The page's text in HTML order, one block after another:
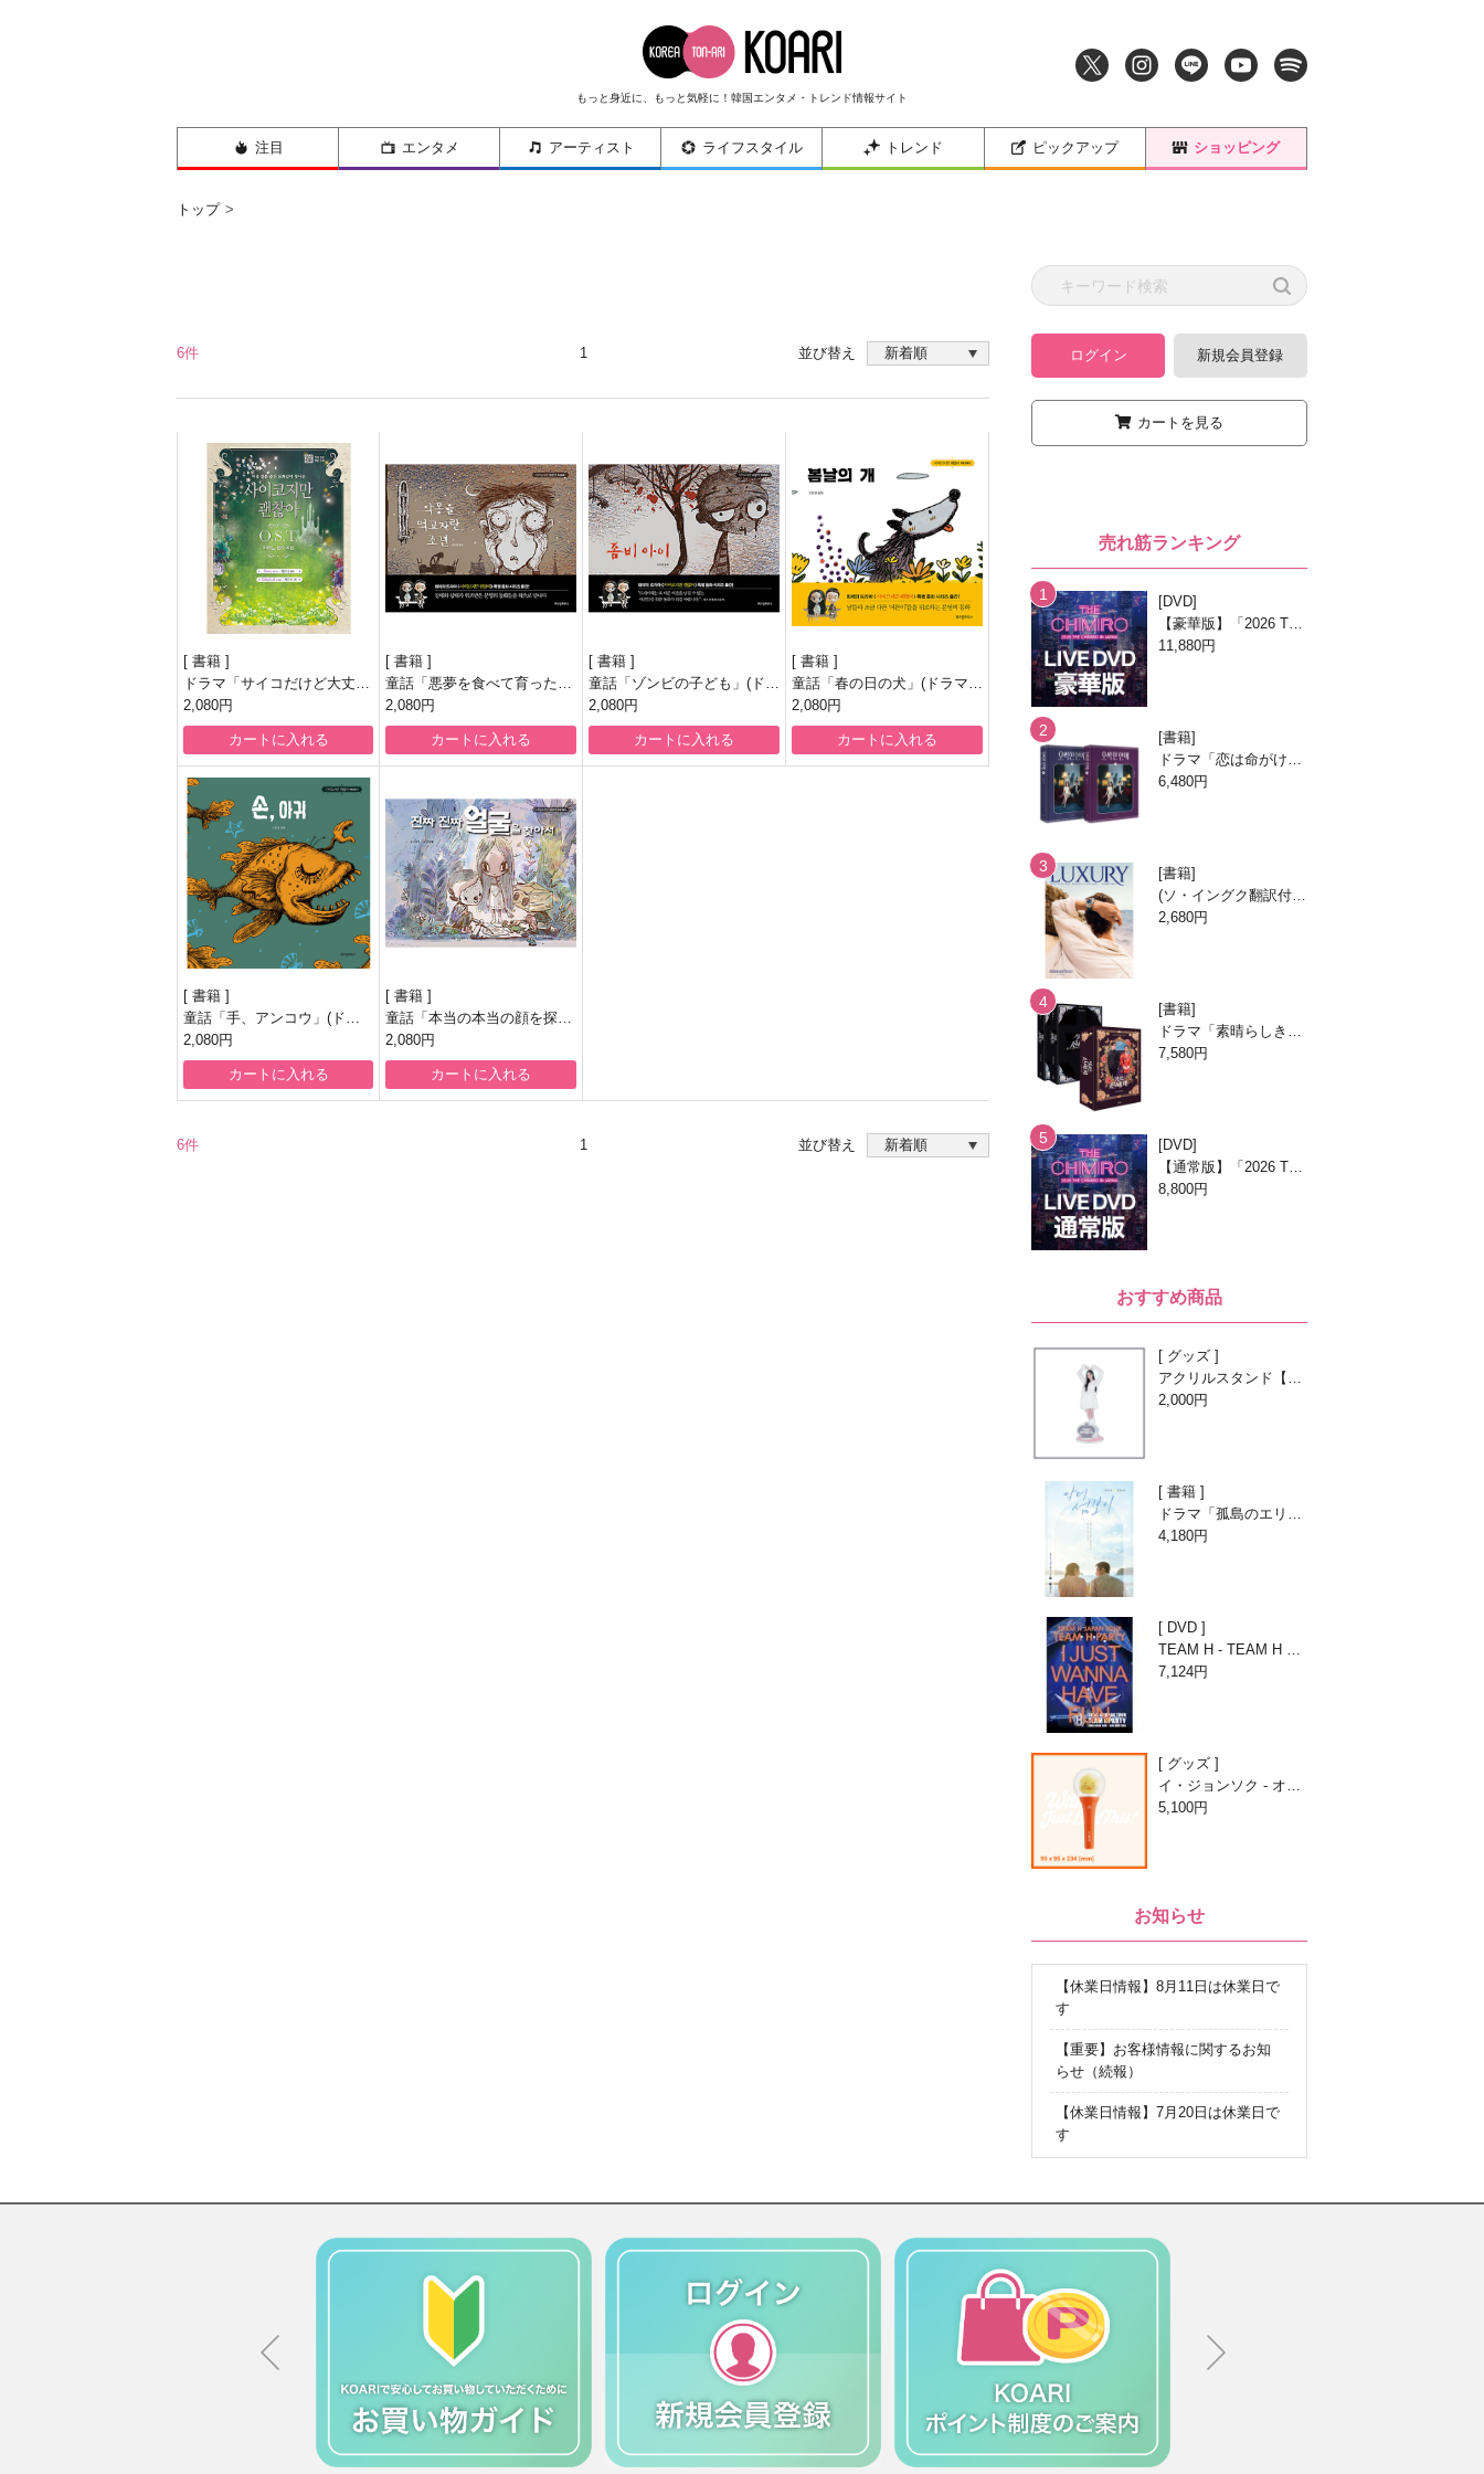
もっと身近に、もっと気軽に！韓国エンタメ・トレンド情報サイト
注目 エンタメ アーティスト ライフスタイル トレンド ピックアップ ショッピング
トップ
6件 1 並び替え
書籍
ドラマ「サイコだけど大丈
夫」OSTピアノ演奏曲集
2,080円
カートに入れる
書籍
童話「悪夢を食べて育った少
年」(ドラマ「サイコだけど大
丈夫」登場本)
2,080円
カートに入れる
書籍
童話「ゾンビの子ども」(ドラ
マ「サイコだけど大丈夫」登
場本)
2,080円
カートに入れる
書籍
童話「春の日の犬」(ドラマ
「サイコだけど大丈夫」登場
本)
2,080円
カートに入れる
書籍
童話「手、アンコウ」(ドラ
マ「サイコだけど大丈夫」登
場本)
2,080円
カートに入れる
書籍
童話「本当の本当の顔を探し
て」(ドラマ「サイコだけど大
丈夫」登場本)
2,080円
カートに入れる
6件 1 並び替え
ログイン 新規会員登録
カートを見る
売れ筋ランキング
DVD
【豪華版】「2026 TH
E CHIMIRO IN JAPA
11,880円
書籍
ドラマ「恋は命がけ」
台本集 [全2巻]
6,480円
書籍
(ソ・イングク翻訳付
き) LUXURY 2026.8月
2,680円
書籍
ドラマ「素晴らしき新
世界」台本集 [全2巻/
7,580円
DVD
【通常版】「2026 TH
E CHIMIRO IN JAPA
8,800円
おすすめ商品
グッズ
アクリルスタンド【O
h! MY QUEEN -1st An
2,000円
書籍
ドラマ「孤島のエリー
トドクター」フォトエ
4,180円
DVD
TEAM H - TEAM H PA
RTY LIVE[DVD]
7,124円
グッズ
イ・ジョンソク - オフ
ィシャルライトスティ
5,100円
お知らせ
【休業日情報】8月11日は休業日で
す
【重要】お客様情報に関するお知
らせ（続報）
【休業日情報】7月20日は休業日で
す